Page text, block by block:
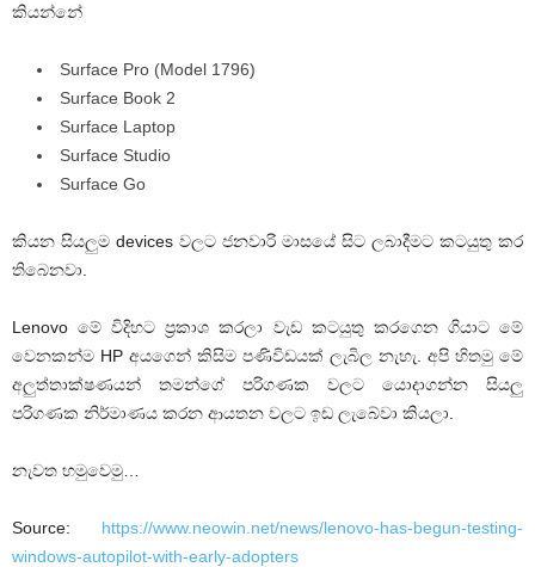
කියන්නේ
Surface Pro (Model 1796)
Surface Book 2
Surface Laptop
Surface Studio
Surface Go
කියන සියලුම devices වලට ජනවාරි මාසයේ සිට ලබාදීමට කටයුතු කර
තිබෙනවා.
Lenovo මේ විදිහට ප්‍රකාශ කරලා වැඩ කටයුතු කරගෙන ගියාට මේ
වෙනකන්ම HP අයගෙන් කිසිම පණිවිඩයක් ලැබිල නැහැ. අපි හිතමු මේ
අලුත්තාක්ෂණයන් තමන්ගේ පරිගණක වලට යොදාගන්න සියලු
පරිගණක නිර්මාණය කරන ආයතන වලට ඉඩ ලැබේවා කියලා.
නැවත හමුවෙමු…
Source: https://www.neowin.net/news/lenovo-has-begun-testing-
windows-autopilot-with-early-adopters